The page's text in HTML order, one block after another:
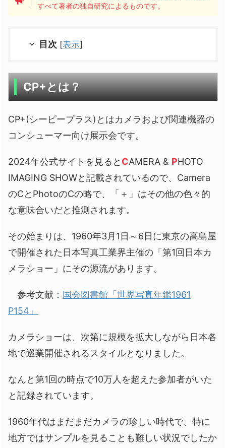
すべて著者の独自研究によるものです。
目次 [表示]
CP+とは？
CP+(シーピープラス)とはカメラおよび関連機器の
コンシューマー向け展示会です。
2024年公式サイトを見ると CAMERA & PHOTO
IMAGING SHOWと記載されているので、Camera
のCとPhotoのCの略で、「＋」はその他の色々的
な意味合いだと推測されます。
その始まりは、1960年3月1日～6日に東京の高島屋
で開催された日本写真工業界主催の「第1回日本カ
メラショー」にその源流があります。
参考文献： 国会図書館「世界写真年鑑1961
P154」
カメラショーは、次第に規模を拡大しながら日本各
地で巡業開催されるスタイルとなりました。
なんと第1回の時点で10万人を超えた参加者がいた
と記録されています。
1960年代はまだまだカメラの珍しい時代で、特に
地方ではサンプルを見ることも難しい状況でしたか